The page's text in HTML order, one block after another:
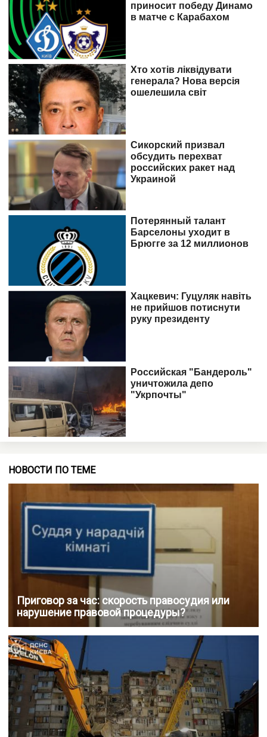
НОВОСТИ ПО ТЕМЕ
Приговор за час: скорость правосудия или
нарушение правовой процедуры?